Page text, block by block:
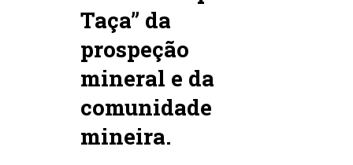
Taça” da
prospeção
mineral e da
comunidade
mineira.